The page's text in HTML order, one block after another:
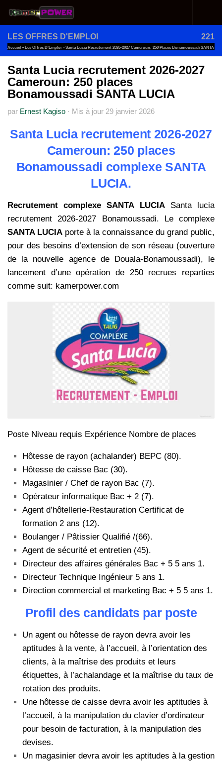
Au dessous du contenu
LES OFFRES D'EMPLOI 221
Accueil » Les Offres D'Emploi » Santa Lucia Recrutement 2026-2027 Cameroun: 250 Places Bonamoussadi SANTA
LUCIA
Santa Lucia recrutement 2026-2027
Cameroun: 250 places
Bonamoussadi SANTA LUCIA
par Ernest Kagiso · Mis à jour 29 janvier 2026
Santa Lucia recrutement 2026-2027
Cameroun: 250 places
Bonamoussadi complexe SANTA
LUCIA.
Recrutement complexe SANTA LUCIASanta lucia
recrutement 2026-2027 Bonamoussadi. Le complexe
SANTA LUCIA porte à la connaissance du grand public,
pour des besoins d’extension de son réseau (ouverture
de la nouvelle agence de Douala-Bonamoussadi), le
lancement d’une opération de 250 recrues reparties
comme suit: kamerpower.com
Poste Niveau requis Expérience Nombre de places
Hôtesse de rayon (achalander) BEPC (80).
Hôtesse de caisse Bac (30).
Magasinier / Chef de rayon Bac (7).
Opérateur informatique Bac + 2 (7).
Agent d’hôtellerie-Restauration Certificat de
formation 2 ans (12).
Boulanger / Pâtissier Qualifié /(66).
Agent de sécurité et entretien (45).
Directeur des affaires générales Bac + 5 5 ans 1.
Directeur Technique Ingénieur 5 ans 1.
Direction commercial et marketing Bac + 5 5 ans 1.
Profil des candidats par poste
Un agent ou hôtesse de rayon devra avoir les
aptitudes à la vente, à l’accueil, à l’orientation des
clients, à la maîtrise des produits et leurs
étiquettes, à l’achalandage et la maîtrise du taux de
rotation des produits.
Une hôtesse de caisse devra avoir les aptitudes à
l’accueil, à la manipulation du clavier d’ordinateur
pour besoin de facturation, à la manipulation des
devises.
Un magasinier devra avoir les aptitudes à la gestion